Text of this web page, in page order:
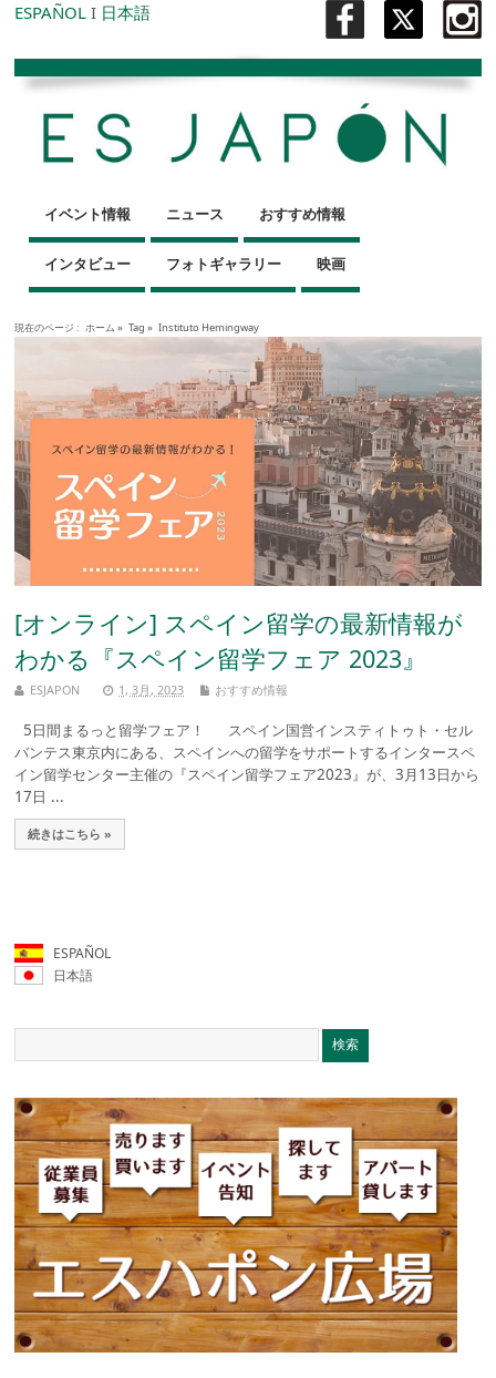
ESPAÑOL I 日本語
イベント情報 ニュース おすすめ情報
インタビュー フォトギャラリー 映画
現在のページ : ホーム » Tag » Instituto Hemingway
[オンライン] スペイン留学の最新情報が
わかる『スペイン留学フェア 2023』
ESJAPON 1, 3月, 2023 おすすめ情報
5日間まるっと留学フェア！ スペイン国営インスティトゥト・セル
バンテス東京内にある、スペインへの留学をサポートするインタースペ
イン留学センター主催の『スペイン留学フェア2023』が、3月13日から
17日 ...
続きはこちら »
ESPAÑOL
日本語